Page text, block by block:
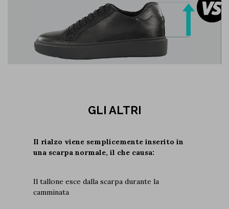
GLI ALTRI
Il rialzo viene semplicemente inserito in
una scarpa normale, il che causa:
Il tallone esce dalla scarpa durante la
camminata